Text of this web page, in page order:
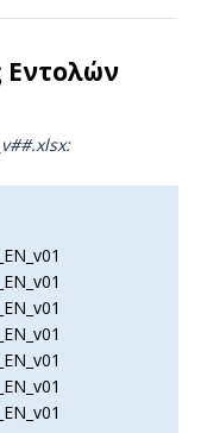
Εντολών